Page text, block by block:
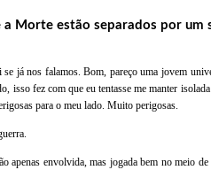
a Morte estão separados por um
já nos falamos. Bom, pareço uma jovem
isso fez com que eu tentasse me manter
para o meu lado. Muito perigosas.
apenas envolvida, mas jogada bem no meio